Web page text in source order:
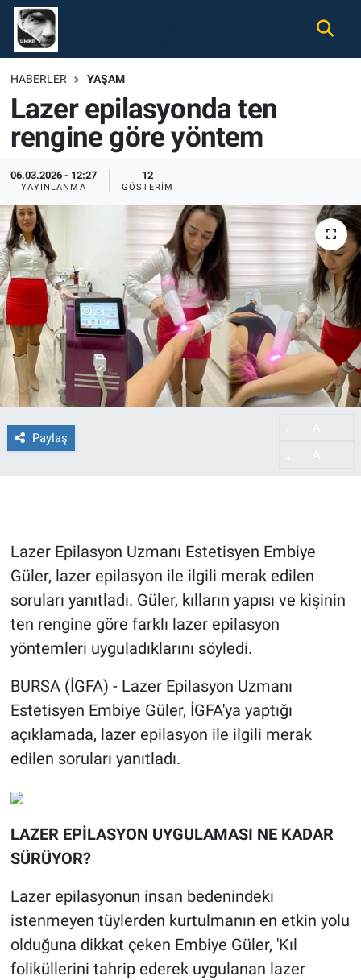
HABERLER YAŞAM
Lazer epilasyonda ten
rengine göre yöntem
06.03.2026 - 12:27
YAYINLANMA
12
GÖSTERIM
Paylaş
Lazer Epilasyon Uzmanı Estetisyen Embiye
Güler, lazer epilasyon ile ilgili merak edilen
soruları yanıtladı. Güler, kılların yapısı ve kişinin
ten rengine göre farklı lazer epilasyon
yöntemleri uyguladıklarını söyledi.
BURSA (İGFA) - Lazer Epilasyon Uzmanı
Estetisyen Embiye Güler, İGFA'ya yaptığı
açıklamada, lazer epilasyon ile ilgili merak
edilen soruları yanıtladı.
LAZER EPİLASYON UYGULAMASI NE KADAR
SÜRÜYOR?
Lazer epilasyonun insan bedenindeki
istenmeyen tüylerden kurtulmanın en etkin yolu
olduğuna dikkat çeken Embiye Güler, 'Kıl
foliküllerini tahrip ederek uygulanan lazer
Gündem
Ekonomi
Spor
Magazin
Tüm Haberler
İletişim
Künye
Nöbetçi Eczaneler
Hava Durumu
Namaz Vakitleri
Trafik Durumu
Süper Lig Puan Durumu ve Fikstür
Tüm Manşetler
Son Dakika Haberleri
Haber Arşivi